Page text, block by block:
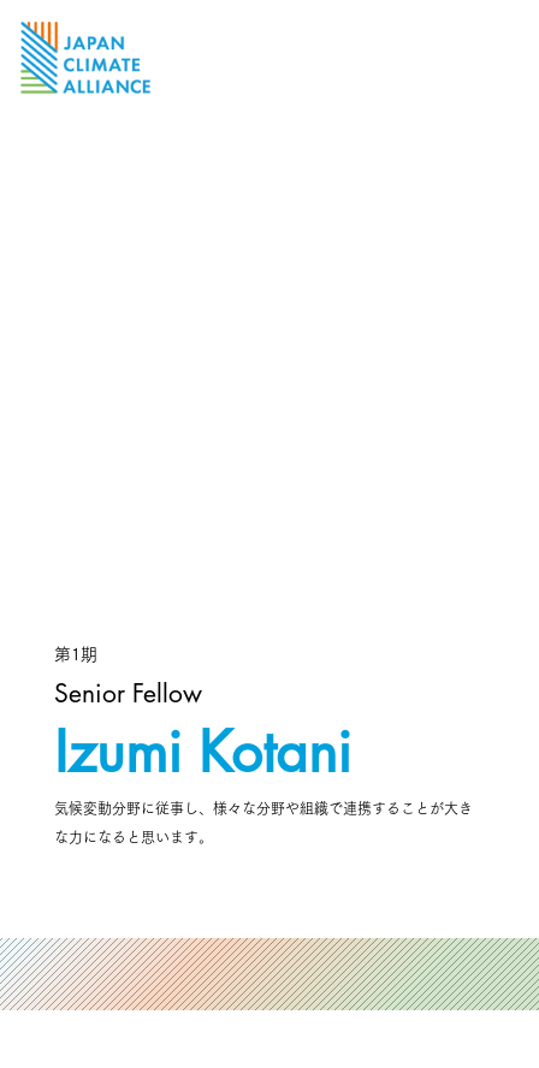
第1期
Senior Fellow
Izumi Kotani
気候変動分野に従事し、様々な分野や組織で連携することが大き
な力になると思います。